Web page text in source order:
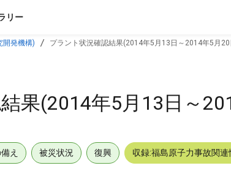
リー
開発機構) プラント状況確認結果(2014年5月13日～2014年5月20
果(2014年5月13日～
え 被災状況 復興 収録:福島原子力事故関